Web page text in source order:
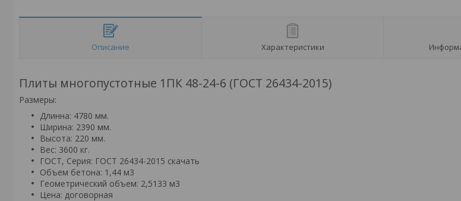
Описание Характеристики
Плиты многопустотные 1ПК 48-24-6 (ГОСТ 26434-2015)
Размеры:
Длинна: 4780 мм.
Ширина: 2390 мм.
Высота: 220 мм.
Вес: 3600 кг.
ГОСТ, Серия: ГОСТ 26434-2015 скачать
Объем бетона: 1,44 м3
Геометрический объем: 2,5133 м3
Цена: договорная